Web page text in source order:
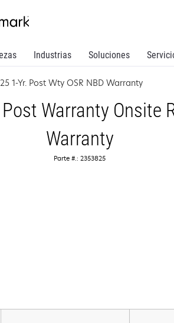
Industrias Soluciones
1-Yr. Post Wty OSR NBD Warranty
Warranty Onsite
Warranty
Parte #.: 2353825